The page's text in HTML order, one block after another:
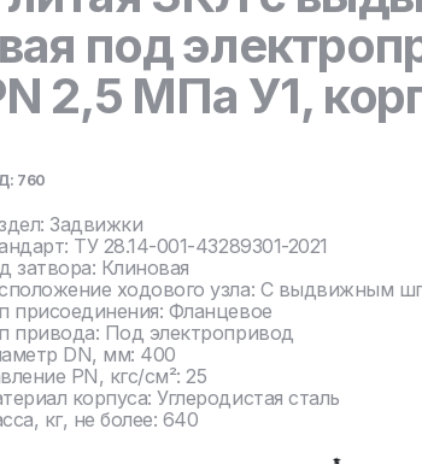
под
2,5 МПа У1,
760
Задвижки
ТУ 28.14-001-43289301-2021
затвора: Клиновая
ходового узла: С выдвижным
присоединения: Фланцевое
привода: Под электропривод
DN, мм: 400
PN, кгс/см²: 25
корпуса: Углеродистая сталь
кг, не более: 640